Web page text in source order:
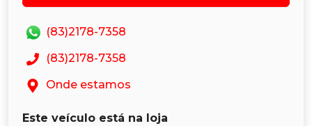
(83)2178-7358
(83)2178-7358
Onde estamos
Este veículo está na loja